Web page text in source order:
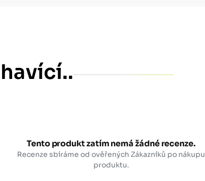
Tento produkt zatím nemá žádné recenze.
Recenze sbíráme od ověřených Zákazníků po nákupu
produktu.